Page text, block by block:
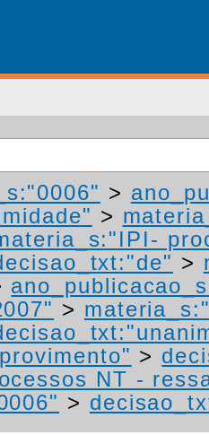
>
>
>
>
>
NT -
>